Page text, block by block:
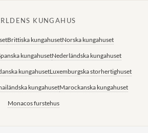
KUNGAHUS
Brittiska kungahusetNorska kungahuset
kungahusetNederländska kungahuset
kungahusetLuxemburgska storhertighuset
kungahusetMarockanska kungahuset
Monacos furstehus